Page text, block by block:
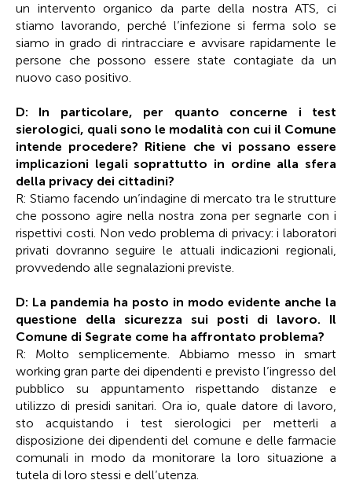
un intervento organico da parte della nostra ATS, ci
stiamo lavorando, perché l’infezione si ferma solo se
siamo in grado di rintracciare e avvisare rapidamente le
persone che possono essere state contagiate da un
nuovo caso positivo.
D: In particolare, per quanto concerne i test
sierologici, quali sono le modalità con cui il Comune
intende procedere? Ritiene che vi possano essere
implicazioni legali soprattutto in ordine alla sfera
della privacy dei cittadini?
R: Stiamo facendo un’indagine di mercato tra le strutture
che possono agire nella nostra zona per segnarle con i
rispettivi costi. Non vedo problema di privacy: i laboratori
privati dovranno seguire le attuali indicazioni regionali,
provvedendo alle segnalazioni previste.
D: La pandemia ha posto in modo evidente anche la
questione della sicurezza sui posti di lavoro. Il
Comune di Segrate come ha affrontato problema?
R: Molto semplicemente. Abbiamo messo in smart
working gran parte dei dipendenti e previsto l’ingresso del
pubblico su appuntamento rispettando distanze e
utilizzo di presidi sanitari. Ora io, quale datore di lavoro,
sto acquistando i test sierologici per metterli a
disposizione dei dipendenti del comune e delle farmacie
comunali in modo da monitorare la loro situazione a
tutela di loro stessi e dell’utenza.